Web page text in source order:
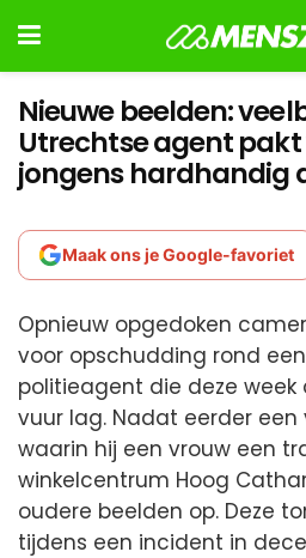
Nieuwe beelden:
Utrechtse agent
jongens hardhandig
Maak ons je Google-favoriet
Opnieuw opgedoken
voor opschudding rond
politieagent die deze week
vuur lag. Nadat eerder
waarin hij een vrouw een
winkelcentrum Hoog
oudere beelden op. Deze
tijdens een incident in